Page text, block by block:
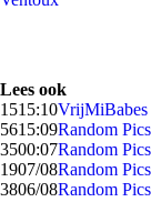
Lees ook
1515:10
5615:09Random
3500:07Random
1907/08Random
3806/08Random